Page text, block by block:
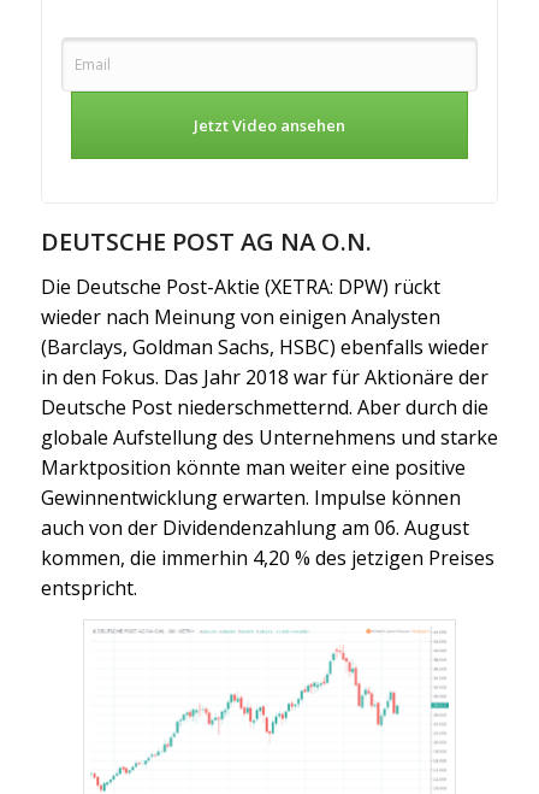
Jetzt Video ansehen
DEUTSCHE POST AG NA O.N.
Die Deutsche Post-Aktie (XETRA: DPW) rückt
wieder nach Meinung von einigen Analysten
(Barclays, Goldman Sachs, HSBC) ebenfalls wieder
in den Fokus. Das Jahr 2018 war für Aktionäre der
Deutsche Post niederschmetternd. Aber durch die
globale Aufstellung des Unternehmens und starke
Marktposition könnte man weiter eine positive
Gewinnentwicklung erwarten. Impulse können
auch von der Dividendenzahlung am 06. August
kommen, die immerhin 4,20 % des jetzigen Preises
entspricht.